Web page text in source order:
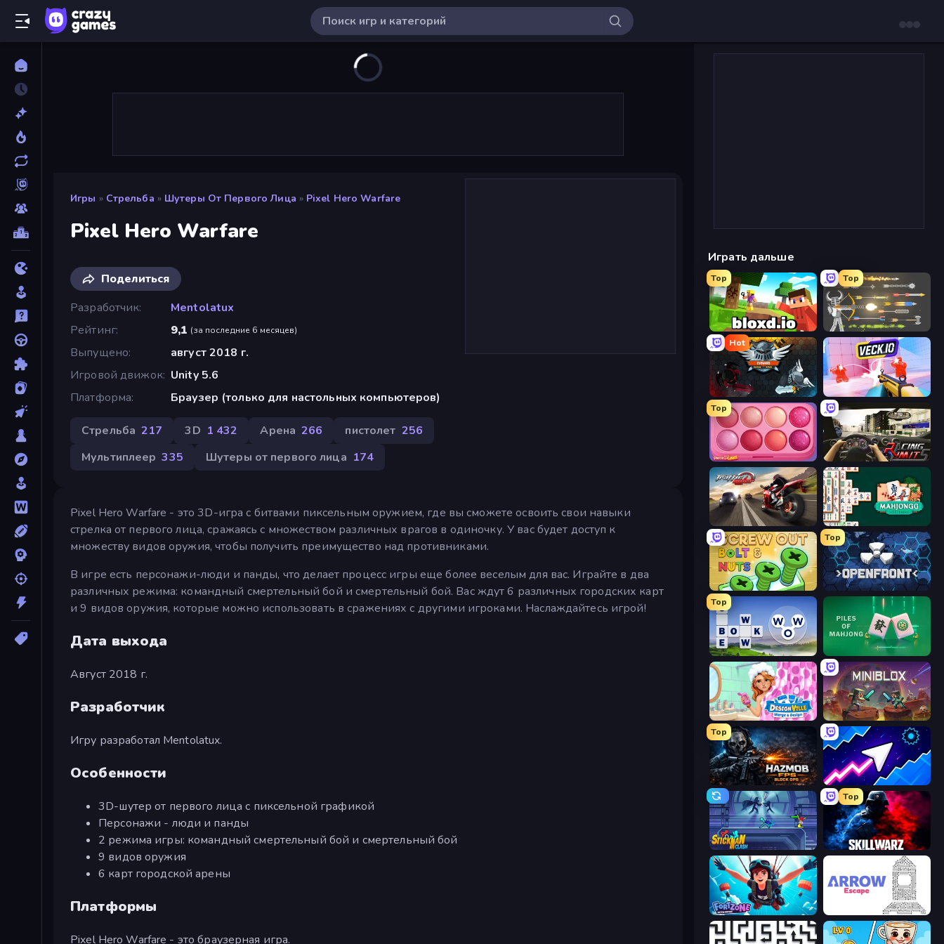
Игры » Стрельба » Шутеры От Первого Лица » Pixel Hero Warfare
Pixel Hero Warfare
Поделиться
Разработчик
Mentolatux
Рейтинг
9,1 (за последние 6 месяцев)
Выпущено
август 2018 г.
Игровой движок Unity 5.6
Платформа
Браузер (только для настольных компьютеров)
Стрельба 217 3D 1 432 Арена 266 пистолет 256
Мультиплеер 335 Шутеры от первого лица 174
Pixel Hero Warfare - это 3D-игра с битвами пиксельным оружием, где вы сможете освоить свои навыки
стрелка от первого лица, сражаясь с множеством различных врагов в одиночку. У вас будет доступ к
множеству видов оружия, чтобы получить преимущество над противниками.
В игре есть персонажи-люди и панды, что делает процесс игры еще более веселым для вас. Играйте в два
различных режима: командный смертельный бой и смертельный бой. Вас ждут 6 различных городских карт
и 9 видов оружия, которые можно использовать в сражениях с другими игроками. Наслаждайтесь игрой!
Дата выхода
Август 2018 г.
Разработчик
Игру разработал Mentolatux.
Особенности
3D-шутер от первого лица с пиксельной графикой
Персонажи - люди и панды
2 режима игры: командный смертельный бой и смертельный бой
9 видов оружия
6 карт городской арены
Платформы
Pixel Hero Warfare - это браузерная игра.
Играть дальше
Top
Bloxd.io
Top
Ragdoll Archers
Hot
EvoWars.io Veck.io
Top
Piece of Cake: Merge and Bake Racing Limits
Traffic Rider Mahjongg Solitaire
Screw Out: Bolts and Nuts
Top
Openfront
Top
Words of Wonders Piles of Mahjong
Designville: Merge & Design Miniblox
Top
Hazmob FPS: Online Shooter Space Waves
Stickman Clash
Top
SkillWarz
Fortzone Battle Royale Arrow Escape